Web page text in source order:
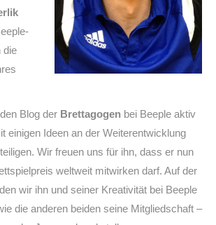
die
Blog der Brettagogen bei Beeple aktiv
einigen Ideen an der Weiterentwicklung
Wir freuen uns für ihn, dass er nun
weltweit mitwirken darf. Auf der
wir ihn und seiner Kreativität bei Beeple
die anderen beiden seine Mitgliedschaft –